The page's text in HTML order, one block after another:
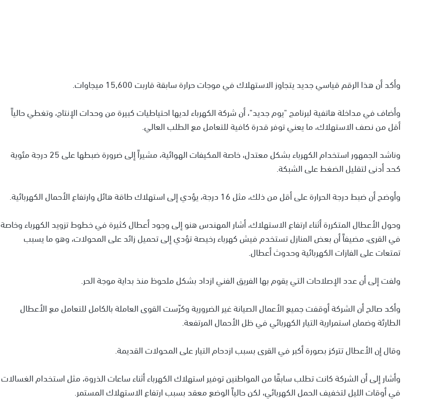
وأكد أن هذا الرقم قياسي جديد يتجاوز الاستهلاك في موجات حرارة سابقة قاربت 15,600 ميجاوات.
وأضاف في مداخلة هاتفية لبرنامج "يوم جديد"، أن شركة الكهرباء لديها احتياطيات كبيرة من وحدات الإنتاج، وتغطي حالياً
أقل من نصف الاستهلاك، ما يعني توفر قدرة كافية للتعامل مع الطلب العالي.
وناشد الجمهور استخدام الكهرباء بشكل معتدل، خاصة المكيفات الهوائية، مشيراً إلى ضرورة ضبطها على 25 درجة مئوية
كحد أدنى لتقليل الضغط على الشبكة.
وأوضح أن ضبط درجة الحرارة على أقل من ذلك، مثل 16 درجة، يؤدي إلى استهلاك طاقة هائل وارتفاع الأحمال الكهربائية.
وحول الأعطال المتكررة أثناء ارتفاع الاستهلاك، أشار المهندس هنو إلى وجود أعطال كثيرة في خطوط تزويد الكهرباء وخاصة
في القرى، مضيفاً أن بعض المنازل تستخدم فيش كهرباء رخيصة تؤدي إلى تحميل زائد على المحولات، وهو ما يسبب
تمتعات على الفازات الكهربائية وحدوث أعطال.
ولفت إلى أن عدد الإصلاحات التي يقوم بها الفريق الفني ازداد بشكل ملحوظ منذ بداية موجة الحر.
وأكد صالح أن الشركة أوقفت جميع الأعمال الصيانة غير الضرورية وكرّست القوى العاملة بالكامل للتعامل مع الأعطال
الطارئة وضمان استمرارية التيار الكهربائي في ظل الأحمال المرتفعة.
وقال إن الأعطال تتركز بصورة أكبر في القرى بسبب ازدحام التيار على المحولات القديمة.
وأشار إلى أن الشركة كانت تطلب سابقًا من المواطنين توفير استهلاك الكهرباء أثناء ساعات الذروة، مثل استخدام الغسالات
في أوقات الليل لتخفيف الحمل الكهربائي، لكن حالياً الوضع معقد بسبب ارتفاع الاستهلاك المستمر.